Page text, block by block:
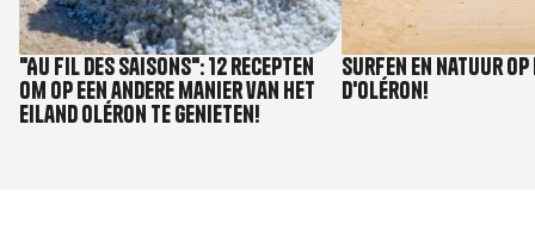
"Au fil des saisons": 12 recepten
om op een andere manier van het
eiland Oléron te genieten!
Surfen en natuur
d'Oléron!